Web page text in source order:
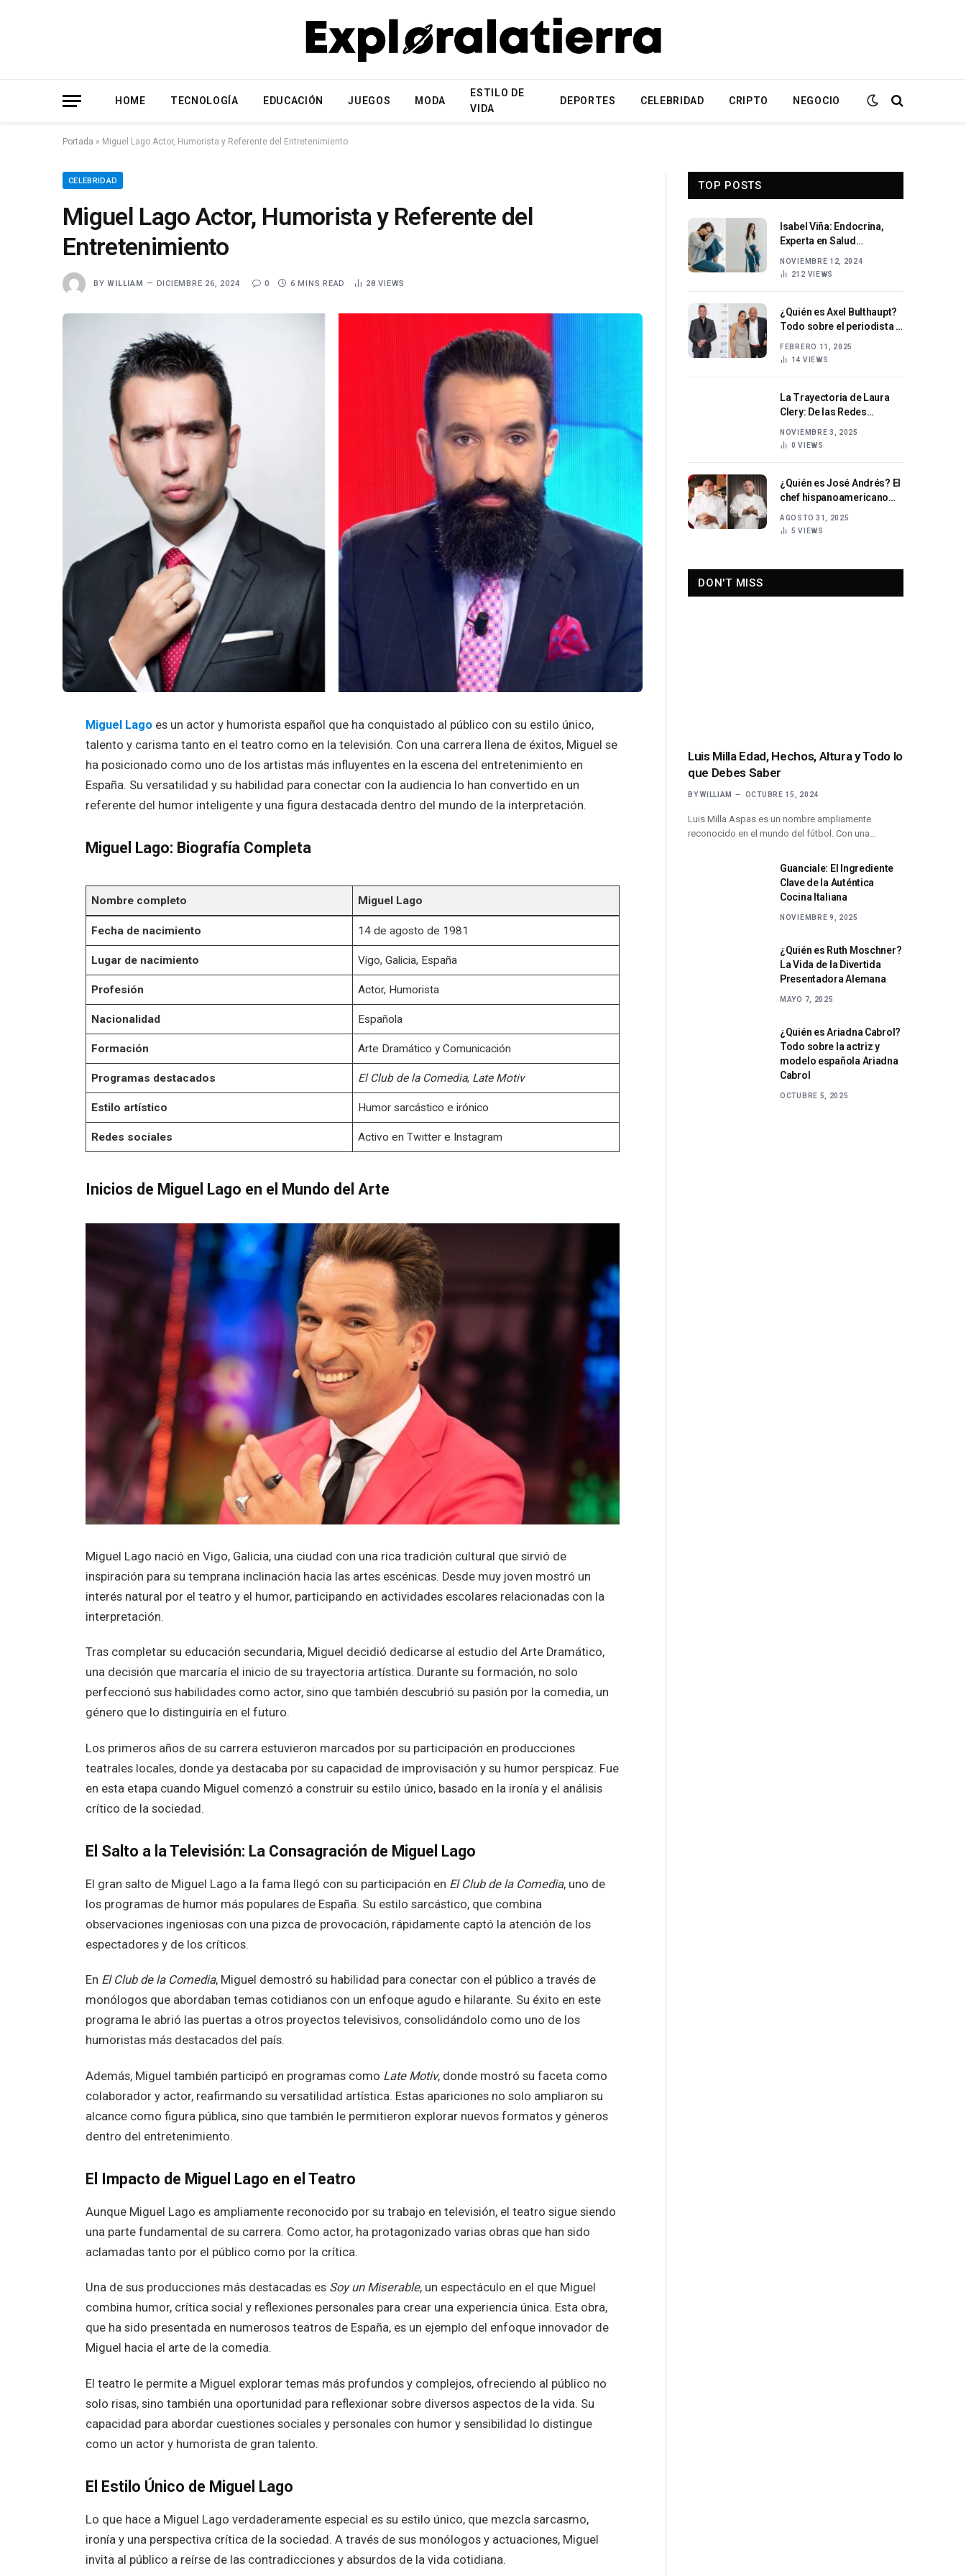
HOME TECNOLOGÍA EDUCACIÓN JUEGOS MODA
ESTILO DE
VIDA
DEPORTES CELEBRIDAD CRIPTO NEGOCIO
Portada » Miguel Lago Actor, Humorista y Referente del Entretenimiento
CELEBRIDAD
Miguel Lago Actor, Humorista y Referente del
Entretenimiento
BY WILLIAM DICIEMBRE 26, 2024 0 6 MINS READ 28VIEWS
Miguel Lagoes un actor y humorista español que ha conquistado al público con su estilo único,
talento y carisma tanto en el teatro como en la televisión. Con una carrera llena de éxitos, Miguel se
ha posicionado como uno de los artistas más influyentes en la escena del entretenimiento en
España. Su versatilidad y su habilidad para conectar con la audiencia lo han convertido en un
referente del humor inteligente y una figura destacada dentro del mundo de la interpretación.
Miguel Lago: Biografía Completa
Nombre completo Miguel Lago
Fecha de nacimiento 14 de agosto de 1981
Lugar de nacimiento Vigo, Galicia, España
Profesión Actor, Humorista
Nacionalidad Española
Formación Arte Dramático y Comunicación
Programas destacados El Club de la Comedia, Late Motiv
Estilo artístico Humor sarcástico e irónico
Redes sociales Activo en Twitter e Instagram
Inicios de Miguel Lago en el Mundo del Arte
Miguel Lago nació en Vigo, Galicia, una ciudad con una rica tradición cultural que sirvió de
inspiración para su temprana inclinación hacia las artes escénicas. Desde muy joven mostró un
interés natural por el teatro y el humor, participando en actividades escolares relacionadas con la
interpretación.
Tras completar su educación secundaria, Miguel decidió dedicarse al estudio del Arte Dramático,
una decisión que marcaría el inicio de su trayectoria artística. Durante su formación, no solo
perfeccionó sus habilidades como actor, sino que también descubrió su pasión por la comedia, un
género que lo distinguiría en el futuro.
Los primeros años de su carrera estuvieron marcados por su participación en producciones
teatrales locales, donde ya destacaba por su capacidad de improvisación y su humor perspicaz. Fue
en esta etapa cuando Miguel comenzó a construir su estilo único, basado en la ironía y el análisis
crítico de la sociedad.
El Salto a la Televisión: La Consagración de Miguel Lago
El gran salto de Miguel Lago a la fama llegó con su participación en El Club de la Comedia, uno de
los programas de humor más populares de España. Su estilo sarcástico, que combina
observaciones ingeniosas con una pizca de provocación, rápidamente captó la atención de los
espectadores y de los críticos.
En El Club de la Comedia, Miguel demostró su habilidad para conectar con el público a través de
monólogos que abordaban temas cotidianos con un enfoque agudo e hilarante. Su éxito en este
programa le abrió las puertas a otros proyectos televisivos, consolidándolo como uno de los
humoristas más destacados del país.
Además, Miguel también participó en programas como Late Motiv, donde mostró su faceta como
colaborador y actor, reafirmando su versatilidad artística. Estas apariciones no solo ampliaron su
alcance como figura pública, sino que también le permitieron explorar nuevos formatos y géneros
dentro del entretenimiento.
El Impacto de Miguel Lago en el Teatro
Aunque Miguel Lago es ampliamente reconocido por su trabajo en televisión, el teatro sigue siendo
una parte fundamental de su carrera. Como actor, ha protagonizado varias obras que han sido
aclamadas tanto por el público como por la crítica.
Una de sus producciones más destacadas es Soy un Miserable, un espectáculo en el que Miguel
combina humor, crítica social y reflexiones personales para crear una experiencia única. Esta obra,
que ha sido presentada en numerosos teatros de España, es un ejemplo del enfoque innovador de
Miguel hacia el arte de la comedia.
El teatro le permite a Miguel explorar temas más profundos y complejos, ofreciendo al público no
solo risas, sino también una oportunidad para reflexionar sobre diversos aspectos de la vida. Su
capacidad para abordar cuestiones sociales y personales con humor y sensibilidad lo distingue
como un actor y humorista de gran talento.
El Estilo Único de Miguel Lago
Lo que hace a Miguel Lago verdaderamente especial es su estilo único, que mezcla sarcasmo,
ironía y una perspectiva crítica de la sociedad. A través de sus monólogos y actuaciones, Miguel
invita al público a reírse de las contradicciones y absurdos de la vida cotidiana.
TOP POSTS
Isabel Viña: Endocrina,
Experta en Salud
Pacientes
NOVIEMBRE 12, 2024
212 VIEWS
¿Quién es Axel Bulthaupt?
Todo sobre el periodista y
FEBRERO 11, 2025
14 VIEWS
La Trayectoria de Laura
Clery: De las Redes
Internacional
NOVIEMBRE 3, 2025
0VIEWS
¿Quién es José Andrés? El
chef hispanoamericano
mundo a través de la
AGOSTO 31, 2025
5VIEWS
DON'T MISS
Luis Milla Edad, Hechos, Altura y Todo lo
que Debes Saber
BY WILLIAM OCTUBRE 15, 2024
Luis Milla Aspas es un nombre ampliamente
reconocido en el mundo del fútbol. Con una…
Guanciale: El Ingrediente
Clave de la Auténtica
Cocina Italiana
NOVIEMBRE 9, 2025
¿Quién es Ruth Moschner?
La Vida de la Divertida
Presentadora Alemana
MAYO 7, 2025
¿Quién es Ariadna Cabrol?
Todo sobre la actriz y
modelo española Ariadna
Cabrol
OCTUBRE 5, 2025